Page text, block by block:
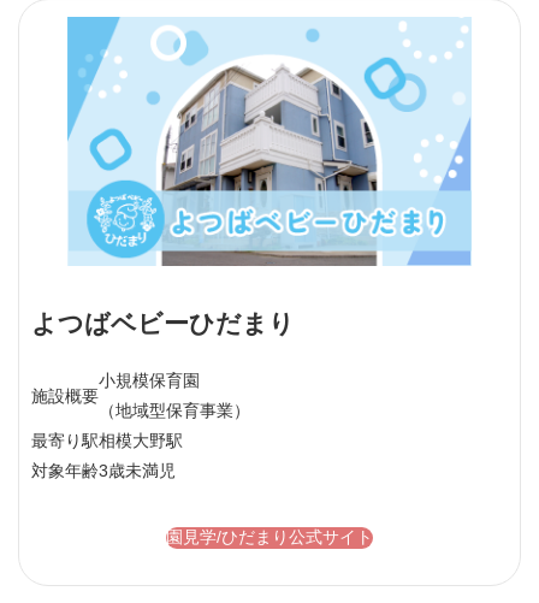
よつばベビーひだまり
施設概要
小規模保育園
（地域型保育事業）
最寄り駅相模大野駅
対象年齢3歳未満児
園見学/ひだまり公式サイト